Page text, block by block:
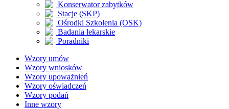
Konserwator zabytków
Stacje (SKP)
Ośrodki Szkolenia (OSK)
Badania lekarskie
Poradniki
Wzory umów
Wzory wniosków
Wzory upoważnień
Wzory oświadczeń
Wzory podań
Inne wzory